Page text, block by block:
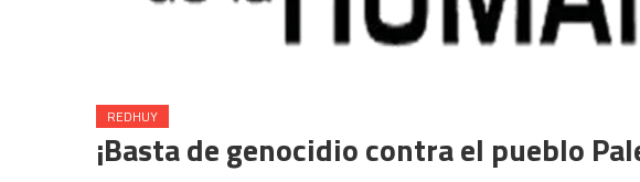
REDHUY
¡Basta de genocidio contra el pueblo